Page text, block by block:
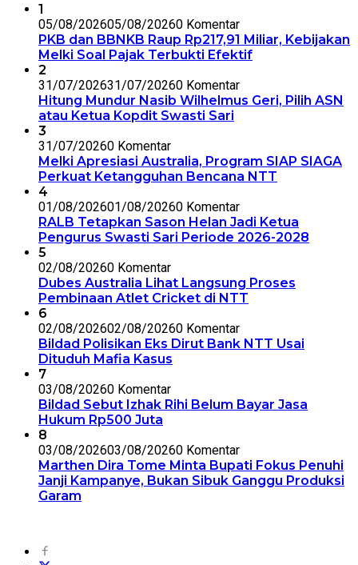
1
05/08/202605/08/20260 Komentar
PKB dan BBNKB Raup Rp217,91 Miliar, Kebijakan
Melki Soal Pajak Terbukti Efektif
2
31/07/202631/07/20260 Komentar
Hitung Mundur Nasib Wilhelmus Geri, Pilih ASN
atau Ketua Kopdit Swasti Sari
3
31/07/20260 Komentar
Melki Apresiasi Australia, Program SIAP SIAGA
Perkuat Ketangguhan Bencana NTT
4
01/08/202601/08/20260 Komentar
RALB Tetapkan Sason Helan Jadi Ketua
Pengurus Swasti Sari Periode 2026-2028
5
02/08/20260 Komentar
Dubes Australia Lihat Langsung Proses
Pembinaan Atlet Cricket di NTT
6
02/08/202602/08/20260 Komentar
Bildad Polisikan Eks Dirut Bank NTT Usai
Dituduh Mafia Kasus
7
03/08/20260 Komentar
Bildad Sebut Izhak Rihi Belum Bayar Jasa
Hukum Rp500 Juta
8
03/08/202603/08/20260 Komentar
Marthen Dira Tome Minta Bupati Fokus Penuhi
Janji Kampanye, Bukan Sibuk Ganggu Produksi
Garam